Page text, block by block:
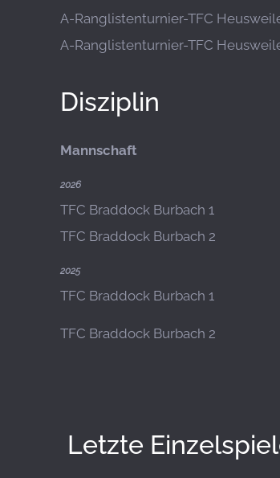
A-Ranglistenturnier-TFC
A-Ranglistenturnier-TFC
Disziplin
Mannschaft
2026
TFC Braddock Burbach 1
TFC Braddock Burbach 2
2025
TFC Braddock Burbach 1
TFC Braddock Burbach 2
Letzte